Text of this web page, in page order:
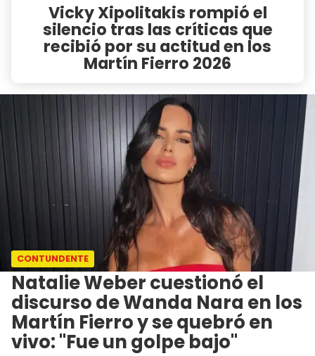
Vicky Xipolitakis rompió el
silencio tras las críticas que
recibió por su actitud en los
Martín Fierro 2026
CONTUNDENTE
Natalie Weber cuestionó el
discurso de Wanda Nara en los
Martín Fierro y se quebró en
vivo: "Fue un golpe bajo"